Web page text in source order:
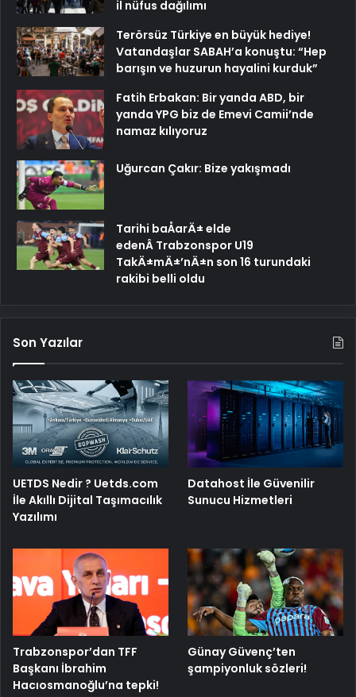
il nüfus dağılımı
Terörsüz Türkiye en büyük hediye!
Vatandaşlar SABAH’a konuştu: “Hep
barışın ve huzurun hayalini kurduk”
Fatih Erbakan: Bir yanda ABD, bir
yanda YPG biz de Emevi Camii’nde
namaz kılıyoruz
Uğurcan Çakır: Bize yakışmadı
Tarihi baÅarÄ± elde
edenÂ Trabzonspor U19
TakÄ±mÄ±’nÄ±n son 16 turundaki
rakibi belli oldu
Son Yazılar
UETDS Nedir ? Uetds.com
İle Akıllı Dijital Taşımacılık
Yazılımı
Datahost İle Güvenilir
Sunucu Hizmetleri
Trabzonspor’dan TFF
Başkanı İbrahim
Hacıosmanoğlu’na tepki!
Günay Güvenç’ten
şampiyonluk sözleri!